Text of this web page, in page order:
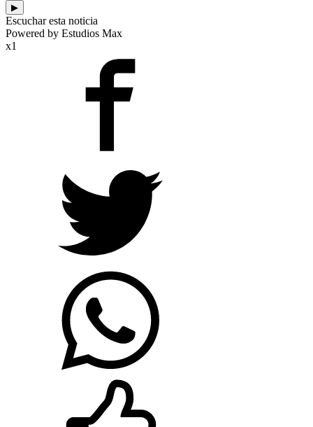
▶
Escuchar esta noticia
Powered by Estudios Max
x1